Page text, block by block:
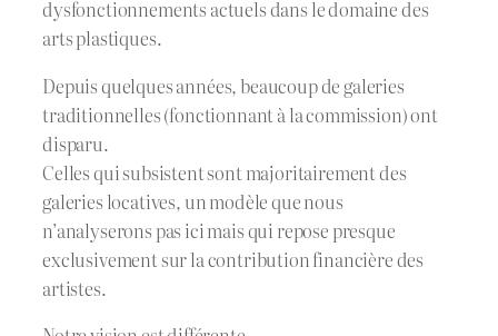
dysfonctionnements actuels dans le domaine des
arts plastiques.
Depuis quelques années, beaucoup de galeries
traditionnelles (fonctionnant à la commission) ont
disparu.
Celles qui subsistent sont majoritairement des
galeries locatives, un modèle que nous
n’analyserons pas ici mais qui repose presque
exclusivement sur la contribution financière des
artistes.